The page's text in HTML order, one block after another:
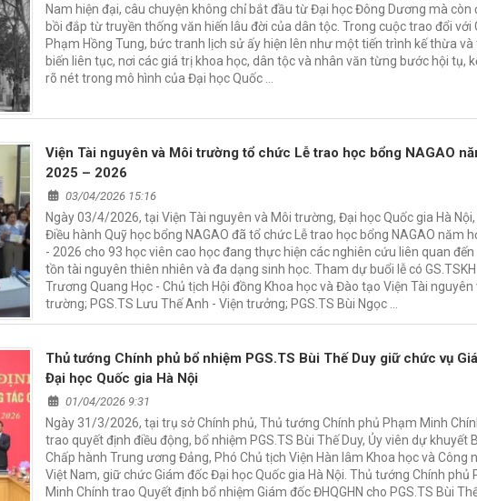
Nam hiện đại, câu chuyện không chỉ bắt đầu từ Đại học Đông Dương mà còn
bồi đắp từ truyền thống văn hiến lâu đời của dân tộc. Trong cuộc trao đổi với
Phạm Hồng Tung, bức tranh lịch sử ấy hiện lên như một tiến trình kế thừa và
biến liên tục, nơi các giá trị khoa học, dân tộc và nhân văn từng bước hội tụ,
rõ nét trong mô hình của Đại học Quốc …
Viện Tài nguyên và Môi trường tổ chức Lễ trao học bổng NAGAO
2025 – 2026
03/04/2026 15:16
Ngày 03/4/2026, tại Viện Tài nguyên và Môi trường, Đại học Quốc gia Hà Nội,
Điều hành Quỹ học bổng NAGAO đã tổ chức Lễ trao học bổng NAGAO năm
- 2026 cho 93 học viên cao học đang thực hiện các nghiên cứu liên quan đến
tồn tài nguyên thiên nhiên và đa dạng sinh học. Tham dự buổi lễ có GS.TSKH
Trương Quang Học - Chủ tịch Hội đồng Khoa học và Đào tạo Viện Tài nguyên
trường; PGS.TS Lưu Thế Anh - Viện trưởng; PGS.TS Bùi Ngọc …
Thủ tướng Chính phủ bổ nhiệm PGS.TS Bùi Thế Duy giữ chức vụ
Đại học Quốc gia Hà Nội
01/04/2026 9:31
Ngày 31/3/2026, tại trụ sở Chính phủ, Thủ tướng Chính phủ Phạm Minh
trao quyết định điều động, bổ nhiệm PGS.TS Bùi Thế Duy, Ủy viên dự khuyết
Chấp hành Trung ương Đảng, Phó Chủ tịch Viện Hàn lâm Khoa học và Công
Việt Nam, giữ chức Giám đốc Đại học Quốc gia Hà Nội. Thủ tướng Chính phủ
Minh Chính trao Quyết định bổ nhiệm Giám đốc ĐHQGHN cho PGS.TS Bùi